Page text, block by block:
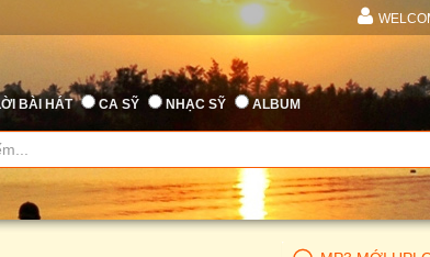
BÀI HÁT CA SỸ NHẠC SỸ ALBUM